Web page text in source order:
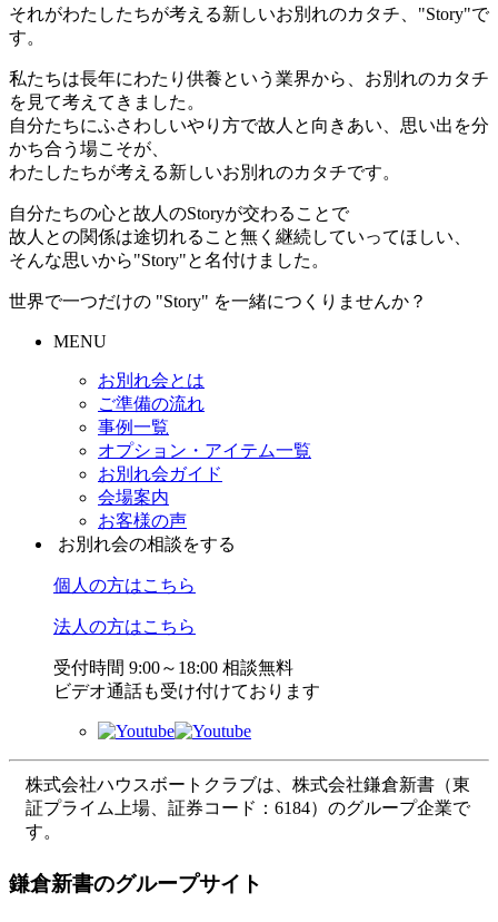
それがわたしたちが考える新しいお別れのカタチ、"Story"で
す。
私たちは長年にわたり供養という業界から、お別れのカタチ
を見て考えてきました。
自分たちにふさわしいやり方で故人と向きあい、思い出を分
かち合う場こそが、
わたしたちが考える新しいお別れのカタチです。
自分たちの心と故人のStoryが交わることで
故人との関係は途切れること無く継続していってほしい、
そんな思いから"Story"と名付けました。
世界で一つだけの "Story" を一緒につくりませんか？
MENU
お別れ会とは
ご準備の流れ
事例一覧
オプション・アイテム一覧
お別れ会ガイド
会場案内
お客様の声
お別れ会の相談をする
個人の方はこちら
法人の方はこちら
受付時間 9:00～18:00 相談無料
ビデオ通話も受け付けております
株式会社ハウスボートクラブは、株式会社鎌倉新書（東
証プライム上場、証券コード：6184）のグループ企業で
す。
鎌倉新書のグループサイト